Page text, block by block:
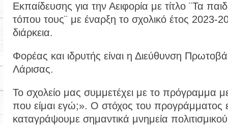
Εκπαίδευσης για την Αειφορία με τίτλο ¨Τα
τόπου τους¨ με έναρξη το σχολικό έτος 2023-
διάρκεια.
Φορέας και ιδρυτής είναι η Διεύθυνση
Λάρισας.
Το σχολείο μας συμμετέχει με το πρόγραμμα
που είμαι εγώ;». Ο στόχος του προγράμματος
καταγράψουμε σημαντικά μνημεία πολιτισμικού